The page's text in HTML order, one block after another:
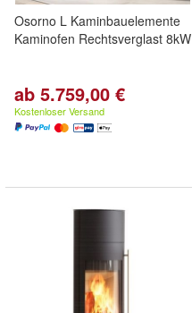
Osorno L Kaminbauelemente
Kaminofen Rechtsverglast 8kW
ab 5.759,00 €
Kostenloser Versand